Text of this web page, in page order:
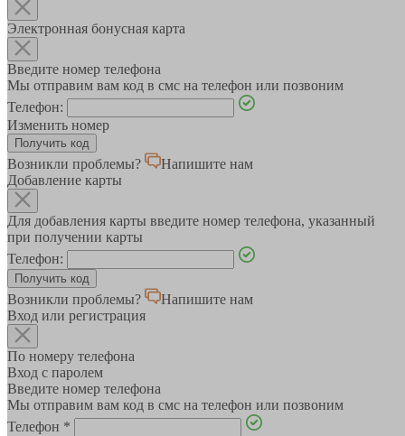
Электронная бонусная карта
Введите номер телефона
Мы отправим вам код в смс на телефон или позвоним
Телефон:
Изменить номер
Возникли проблемы?
Напишите нам
Добавление карты
Для добавления карты введите номер телефона, указанный
при получении карты
Телефон:
Возникли проблемы?
Напишите нам
Вход или регистрация
По номеру телефона
Вход с паролем
Введите номер телефона
Мы отправим вам код в смс на телефон или позвоним
Телефон *